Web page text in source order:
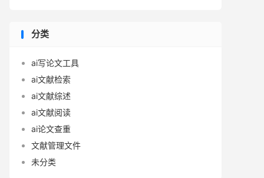
分类
ai写论文工具
ai文献检索
ai文献综述
ai文献阅读
ai论文查重
文献管理文件
未分类